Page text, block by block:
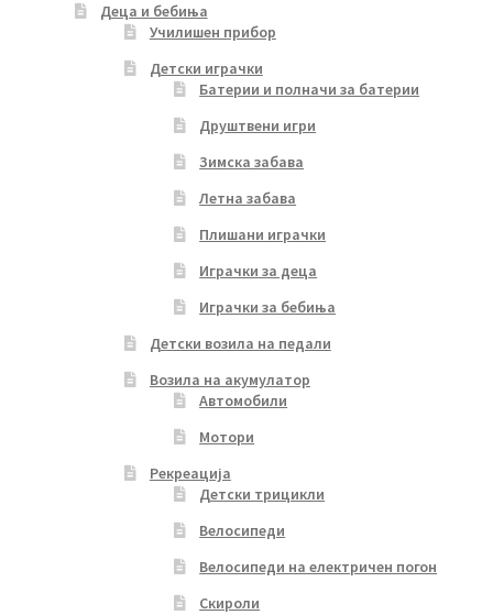
Деца и бебиња
Училишен прибор
Детски играчки
Батерии и полначи за батерии
Друштвени игри
Зимска забава
Летна забава
Плишани играчки
Играчки за деца
Играчки за бебиња
Детски возила на педали
Возила на акумулатор
Автомобили
Мотори
Рекреација
Детски трицикли
Велосипеди
Велосипеди на електричен погон
Скироли